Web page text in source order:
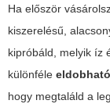
Ha először
kiszerelésű,
kipróbáld, melyik íz
különféle
hogy megtaláld a